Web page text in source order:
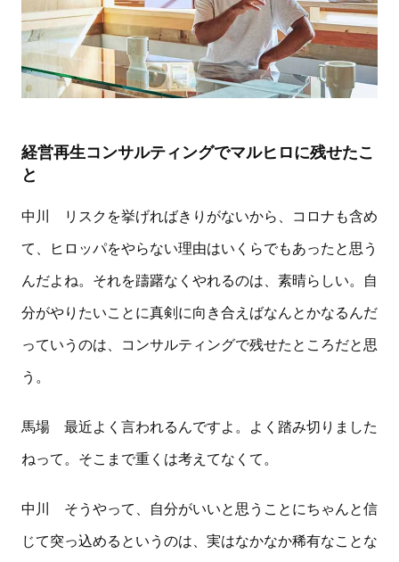
経営再生コンサルティングでマルヒロに残せたこ
と
中川 リスクを挙げればきりがないから、コロナも含め
て、ヒロッパをやらない理由はいくらでもあったと思う
んだよね。それを躊躇なくやれるのは、素晴らしい。自
分がやりたいことに真剣に向き合えばなんとかなるんだ
っていうのは、コンサルティングで残せたところだと思
う。
馬場 最近よく言われるんですよ。よく踏み切りました
ねって。そこまで重くは考えてなくて。
中川 そうやって、自分がいいと思うことにちゃんと信
じて突っ込めるというのは、実はなかなか稀有なことな